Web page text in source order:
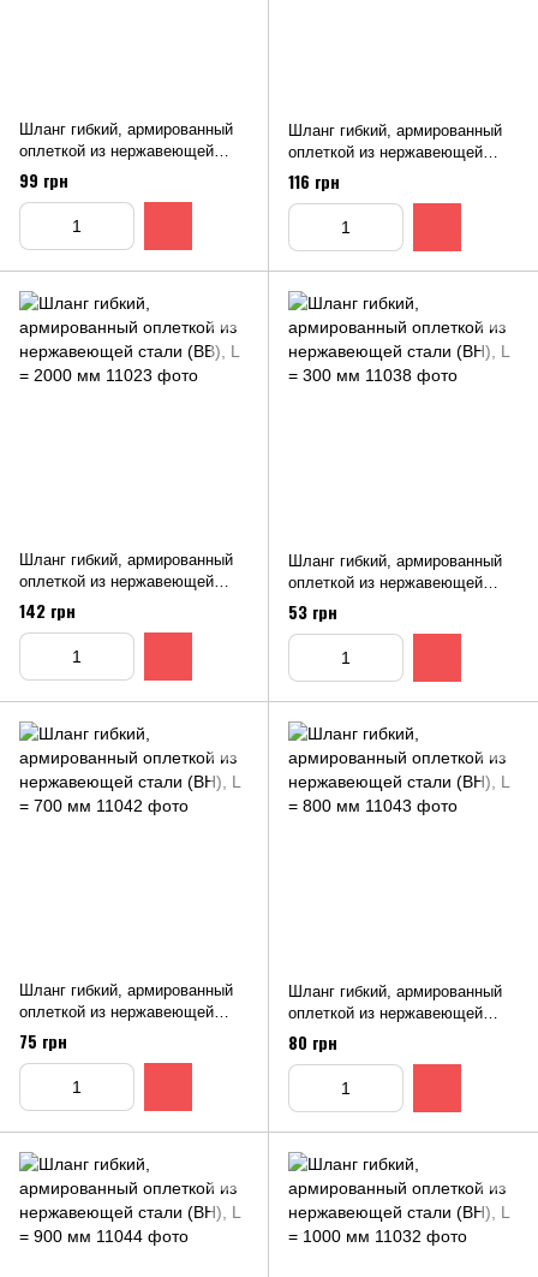
Шланг гибкий, армированный
оплеткой из нержавеющей
стали (ВВ), L = 1200 мм
99 грн
Шланг гибкий, армированный
оплеткой из нержавеющей
стали (ВВ), L = 1500 мм
116 грн
Шланг гибкий, армированный
оплеткой из нержавеющей
стали (ВВ), L = 2000 мм
142 грн
Шланг гибкий, армированный
оплеткой из нержавеющей
стали (ВН), L = 300 мм
53 грн
Шланг гибкий, армированный
оплеткой из нержавеющей
стали (ВН), L = 700 мм
75 грн
Шланг гибкий, армированный
оплеткой из нержавеющей
стали (ВН), L = 800 мм
80 грн